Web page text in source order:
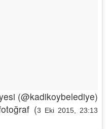
(@kadikoybelediye)
(3 Eki 2015, 23:13